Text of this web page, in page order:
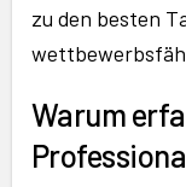
zu den besten
Warum